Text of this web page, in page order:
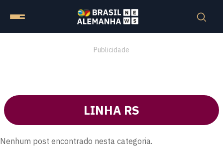
Publicidade
LINHA RS
Nenhum post encontrado nesta categoria.